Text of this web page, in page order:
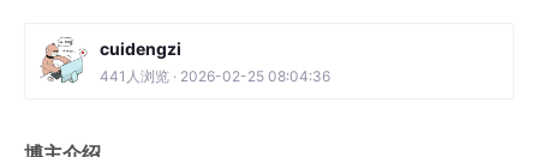
cuidengzi
441人浏览 · 2026-02-25 08:04:36